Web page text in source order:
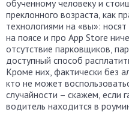
обученному человеку и
преклонного возраста, как
технологиями на «вы»:
на поясе и про App Store
отсутствие парковщиков,
доступный способ
Кроме них, фактически без
кто не может
случайности – скажем, если
водитель находится в